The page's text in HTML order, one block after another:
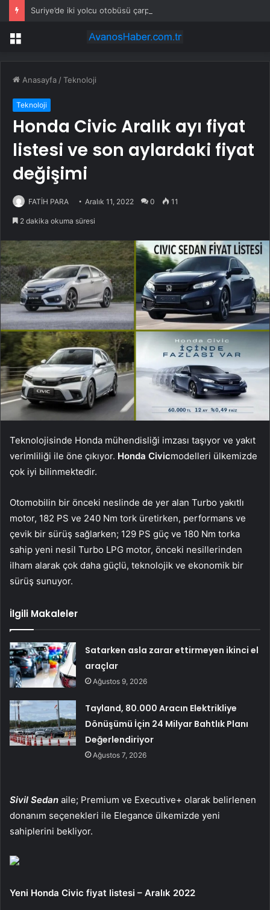
Suriye’de iki yolcu otobüsü çarpıştı: 35 ölü, 30 yaralı
Menü
Anasayfa /Teknoloji
Teknoloji
Honda Civic Aralık ayı fiyat
listesi ve son aylardaki fiyat
değişimi
FATİH PARA Aralık 11, 2022 0 11
2 dakika okuma süresi
Teknolojisinde Honda mühendisliği imzası taşıyor ve yakıt
verimliliği ile öne çıkıyor. Honda Civicmodelleri ülkemizde
çok iyi bilinmektedir.
Otomobilin bir önceki neslinde de yer alan Turbo yakıtlı
motor, 182 PS ve 240 Nm tork üretirken, performans ve
çevik bir sürüş sağlarken; 129 PS güç ve 180 Nm torka
sahip yeni nesil Turbo LPG motor, önceki nesillerinden
ilham alarak çok daha güçlü, teknolojik ve ekonomik bir
sürüş sunuyor.
İlgili Makaleler
Satarken asla zarar ettirmeyen ikinci el
araçlar
Ağustos 9, 2026
Tayland, 80.000 Aracın Elektrikliye
Dönüşümü İçin 24 Milyar Bahtlık Planı
Değerlendiriyor
Ağustos 7, 2026
Sivil Sedan aile; Premium ve Executive+ olarak belirlenen
donanım seçenekleri ile Elegance ülkemizde yeni
sahiplerini bekliyor.
Yeni Honda Civic fiyat listesi – Aralık 2022